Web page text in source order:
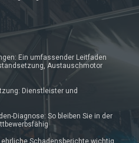
Ein umfassender Leitfaden
Austauschmotor
Dienstleister und
Diagnose: So bleiben Sie in der
Schadensberichte wichtig